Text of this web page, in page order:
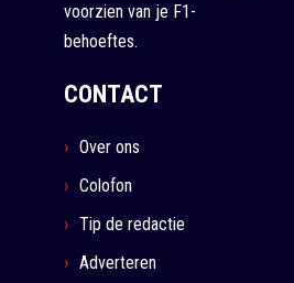
voorzien van je F1-
behoeftes.
CONTACT
Over ons
Colofon
Tip de redactie
Adverteren